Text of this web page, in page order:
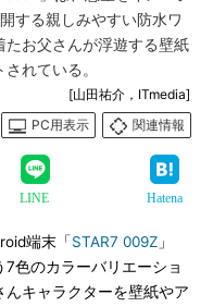
する親しみやすい防水ワ
たお父さんが浮遊する壁紙
れている。
[山田祐介，ITmedia]
PC用表示
関連情報
LINE Hatena
端末「STAR7 009Z 」
色のカラーバリエーショ
キャラクターを壁紙やア